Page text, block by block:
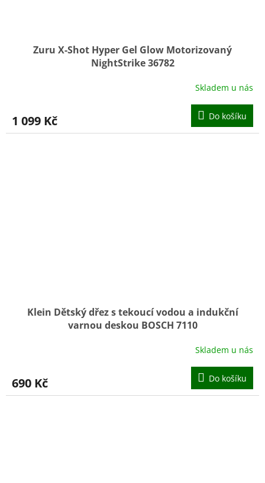
Zuru X-Shot Hyper Gel Glow Motorizovaný
NightStrike 36782
Skladem u nás
1 099 Kč Do košíku
Klein Dětský dřez s tekoucí vodou a indukční
varnou deskou BOSCH 7110
Skladem u nás
690 Kč Do košíku